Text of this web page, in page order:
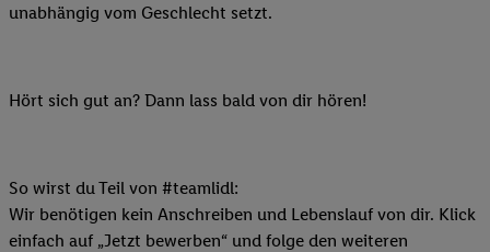
unabhängig vom Geschlecht setzt.
Hört sich gut an? Dann lass bald von dir hören!
So wirst du Teil von #teamlidl:
Wir benötigen kein Anschreiben und Lebenslauf von dir. Klick
einfach auf „Jetzt bewerben“ und folge den weiteren